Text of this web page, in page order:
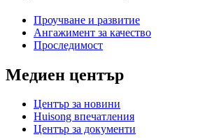
Проучване и развитие
Ангажимент за качество
Проследимост
Медиен център
Център за новини
Huisong впечатления
Център за документи